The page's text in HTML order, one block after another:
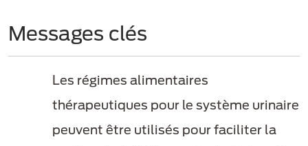
Messages clés
Les régimes alimentaires
thérapeutiques pour le système urinaire
peuvent être utilisés pour faciliter la